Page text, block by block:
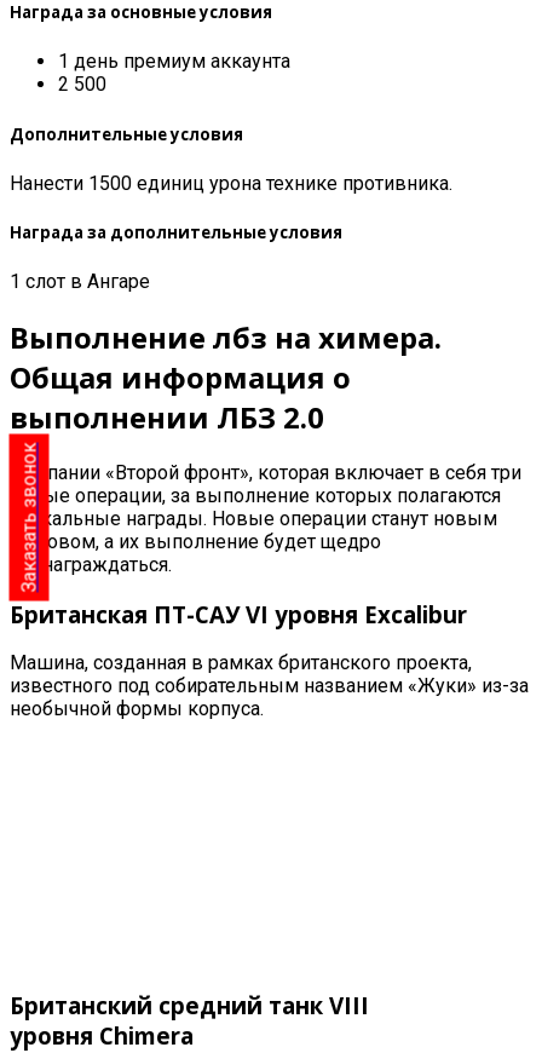
Награда за основные условия
1 день премиум аккаунта
2 500
Дополнительные условия
Нанести 1500 единиц урона технике противника.
Награда за дополнительные условия
1 слот в Ангаре
Выполнение лбз на химера.
Общая информация о
выполнении ЛБЗ 2.0
Кампании «Второй фронт», которая включает в себя три
новые операции, за выполнение которых полагаются
уникальные награды. Новые операции станут новым
вызовом, а их выполнение будет щедро
вознаграждаться.
Британская ПТ-САУ VI уровня Excalibur
Машина, созданная в рамках британского проекта,
известного под собирательным названием «Жуки» из-за
необычной формы корпуса.
Британский средний танк VIII
уровня Chimera
Заказать звонок